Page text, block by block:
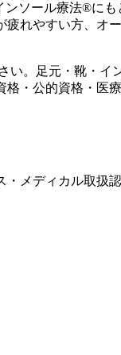
ソール療法®に
れやすい方、オ
。足元・靴・
・公的資格・医
メディカル取扱